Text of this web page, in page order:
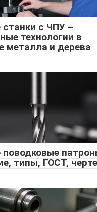
станки с ЧПУ –
технологии в
металла и дерева
поводковые
типы, ГОСТ,